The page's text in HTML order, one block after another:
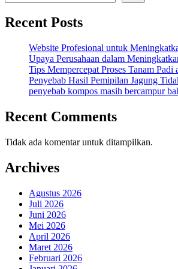
Recent Posts
Website Profesional untuk
Upaya Perusahaan dalam
Tips Mempercepat Proses Tanam Padi
Penyebab Hasil Pemipilan Jagung
penyebab kompos masih bercampur
Recent Comments
Tidak ada komentar untuk ditampilkan.
Archives
Agustus 2026
Juli 2026
Juni 2026
Mei 2026
April 2026
Maret 2026
Februari 2026